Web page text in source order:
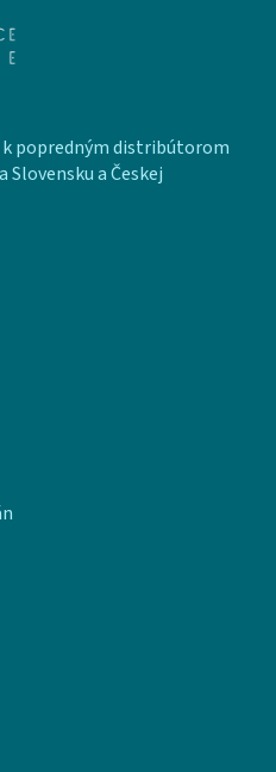
k popredným distribútorom
a Českej